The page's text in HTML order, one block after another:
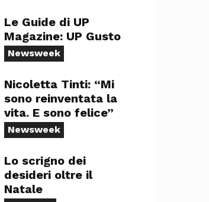
Le Guide di UP
Magazine: UP Gusto
Newsweek
Nicoletta Tinti: “Mi
sono reinventata la
vita. E sono felice”
Newsweek
Lo scrigno dei
desideri oltre il
Natale